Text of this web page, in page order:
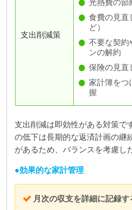
支出削減策
光熱費の節
食費の見直
ど）
不要な契約
ンの解約
保険の見直
家計簿をつ
握
支出削減は即効性がある対策で
の低下は長期的な返済計画の継
があるため、バランスを考慮し
効果的な家計管理
月次の収支を詳細に記録